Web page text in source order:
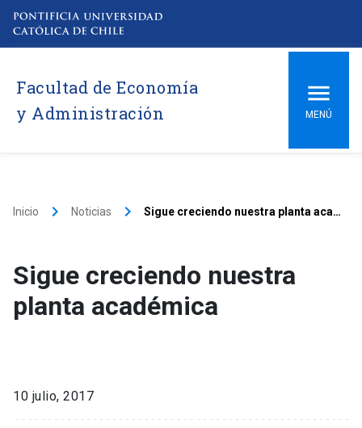
Facultad de Economía
y Administración
MENÚ
Inicio keyboard_arrow_right Noticias keyboard_arrow_right Sigue creciendo nuestra planta académica
Sigue creciendo nuestra
planta académica
10 julio, 2017